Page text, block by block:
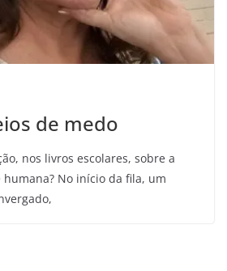
de medo
nos livros escolares, sobre a
humana? No início da fila, um